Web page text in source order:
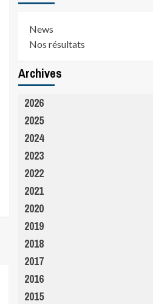
News
Nos résultats
Archives
2026
2025
2024
2023
2022
2021
2020
2019
2018
2017
2016
2015